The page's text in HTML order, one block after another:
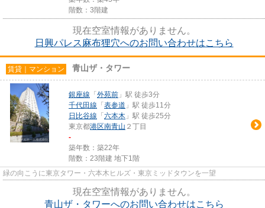
階数：3階建
現在空室情報がありません。
日興パレス麻布狸穴へのお問い合わせはこちら
賃貸｜マンション 青山ザ・タワー
銀座線 「 外苑前 」駅 徒歩3分
千代田線 「 表参道 」駅 徒歩11分
日比谷線 「 六本木 」駅 徒歩25分
東京都港区南青山 ２丁目
-
築年数：築22年
階数：23階建 地下1階
緑の向こうに東京タワー・六本木ヒルズ・東京ミッドタウンを一望
現在空室情報がありません。
青山ザ・タワーへのお問い合わせはこちら